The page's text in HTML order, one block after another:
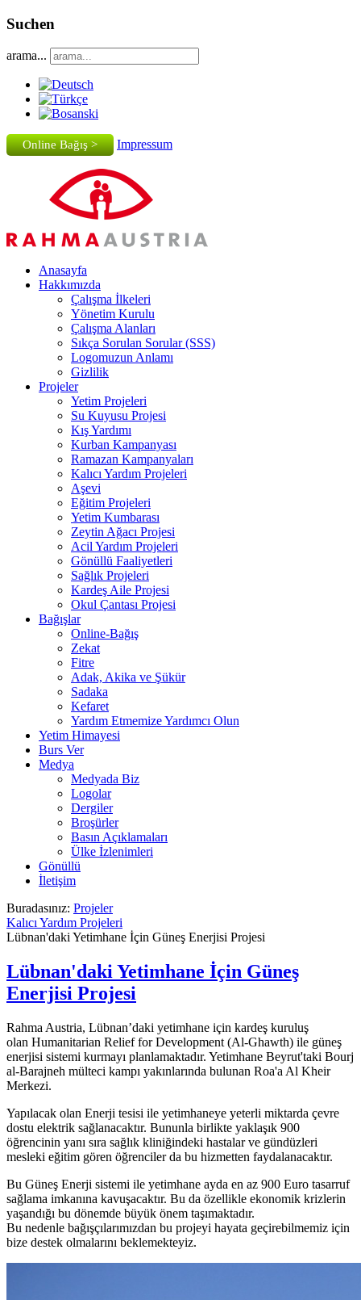
Suchen
arama...
Online Bağış > Impressum
Anasayfa
Hakkımızda
Çalışma İlkeleri
Yönetim Kurulu
Çalışma Alanları
Sıkça Sorulan Sorular (SSS)
Logomuzun Anlamı
Gizlilik
Projeler
Yetim Projeleri
Su Kuyusu Projesi
Kış Yardımı
Kurban Kampanyası
Ramazan Kampanyaları
Kalıcı Yardım Projeleri
Aşevi
Eğitim Projeleri
Yetim Kumbarası
Zeytin Ağacı Projesi
Acil Yardım Projeleri
Gönüllü Faaliyetleri
Sağlık Projeleri
Kardeş Aile Projesi
Okul Çantası Projesi
Bağışlar
Online-Bağış
Zekat
Fitre
Adak, Akika ve Şükür
Sadaka
Kefaret
Yardım Etmemize Yardımcı Olun
Yetim Himayesi
Burs Ver
Medya
Medyada Biz
Logolar
Dergiler
Broşürler
Basın Açıklamaları
Ülke İzlenimleri
Gönüllü
İletişim
Buradasınız: Projeler
Kalıcı Yardım Projeleri
Lübnan'daki Yetimhane İçin Güneş Enerjisi Projesi
Lübnan'daki Yetimhane İçin Güneş
Enerjisi Projesi
Rahma Austria, Lübnan’daki yetimhane için kardeş kuruluş
olan Humanitarian Relief for Development (Al-Ghawth) ile güneş
enerjisi sistemi kurmayı planlamaktadır. Yetimhane Beyrut'taki Bourj
al-Barajneh mülteci kampı yakınlarında bulunan Roa'a Al Kheir
Merkezi.
Yapılacak olan Enerji tesisi ile yetimhaneye yeterli miktarda çevre
dostu elektrik sağlanacaktır. Bununla birlikte yaklaşık 900
öğrencinin yanı sıra sağlık kliniğindeki hastalar ve gündüzleri
mesleki eğitim gören öğrenciler da bu hizmetten faydalanacaktır.
Bu Güneş Enerji sistemi ile yetimhane ayda en az 900 Euro tasarruf
sağlama imkanına kavuşacaktır. Bu da özellikle ekonomik krizlerin
yaşandığı bu dönemde büyük önem taşımaktadır.
Bu nedenle bağışçılarımızdan bu projeyi hayata geçirebilmemiz için
bize destek olmalarını beklemekteyiz.